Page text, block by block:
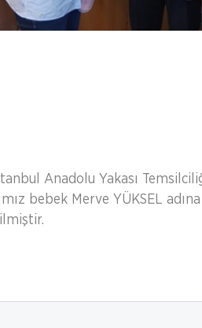
Anadolu Yakası
bebek Merve YÜKSEL